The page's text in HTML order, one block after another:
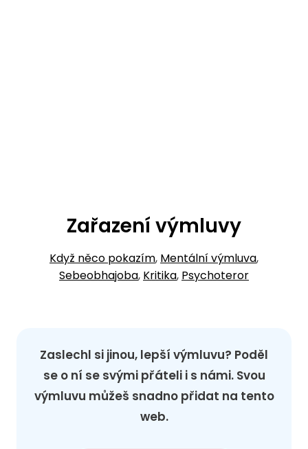
Zařazení výmluvy
Když něco pokazím, Mentální výmluva,
Sebeobhajoba, Kritika, Psychoteror
Zaslechl si jinou, lepší výmluvu? Poděl
se o ní se svými přáteli i s námi. Svou
výmluvu můžeš snadno přidat na tento
web.